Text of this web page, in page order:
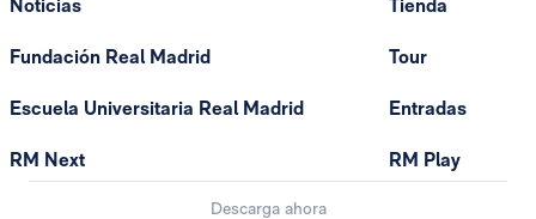
Noticias
Fundación Real Madrid
Escuela Universitaria Real Madrid
RM Next
Tienda
Tour
Entradas
RM Play
Descarga ahora